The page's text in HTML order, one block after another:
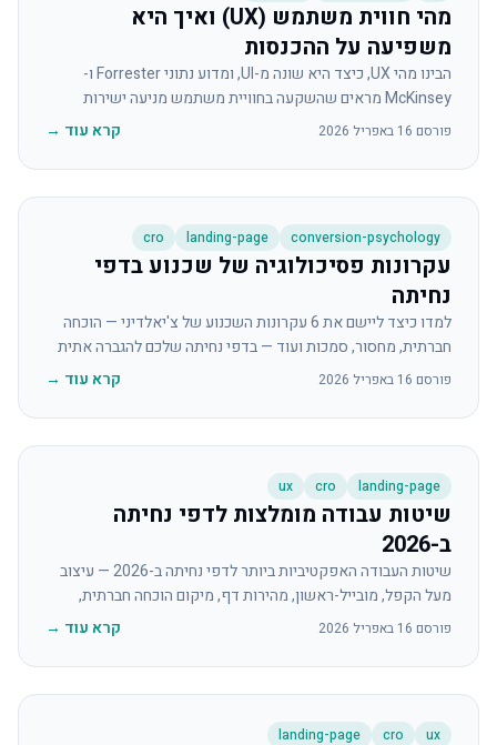
מהי חווית משתמש (UX) ואיך היא
משפיעה על ההכנסות
הבינו מהי UX, כיצד היא שונה מ-UI, ומדוע נתוני Forrester ו-
McKinsey מראים שהשקעה בחוויית משתמש מניעה ישירות
צמיחת הכנסות ניתנת למדידה.
פורסם 16 באפריל 2026 קרא עוד →
conversion-psychology
landing-page
cro
עקרונות פסיכולוגיה של שכנוע בדפי
נחיתה
למדו כיצד ליישם את 6 עקרונות השכנוע של צ'יאלדיני — הוכחה
חברתית, מחסור, סמכות ועוד — בדפי נחיתה שלכם להגברה אתית
של שיעורי ההמרה.
פורסם 16 באפריל 2026 קרא עוד →
landing-page
cro
ux
שיטות עבודה מומלצות לדפי נחיתה
ב-2026
שיטות העבודה האפקטיביות ביותר לדפי נחיתה ב-2026 — עיצוב
מעל הקפל, מובייל-ראשון, מהירות דף, מיקום הוכחה חברתית,
אותות אמינות וניתוח UX מבוסס AI.
פורסם 16 באפריל 2026 קרא עוד →
ux
cro
landing-page